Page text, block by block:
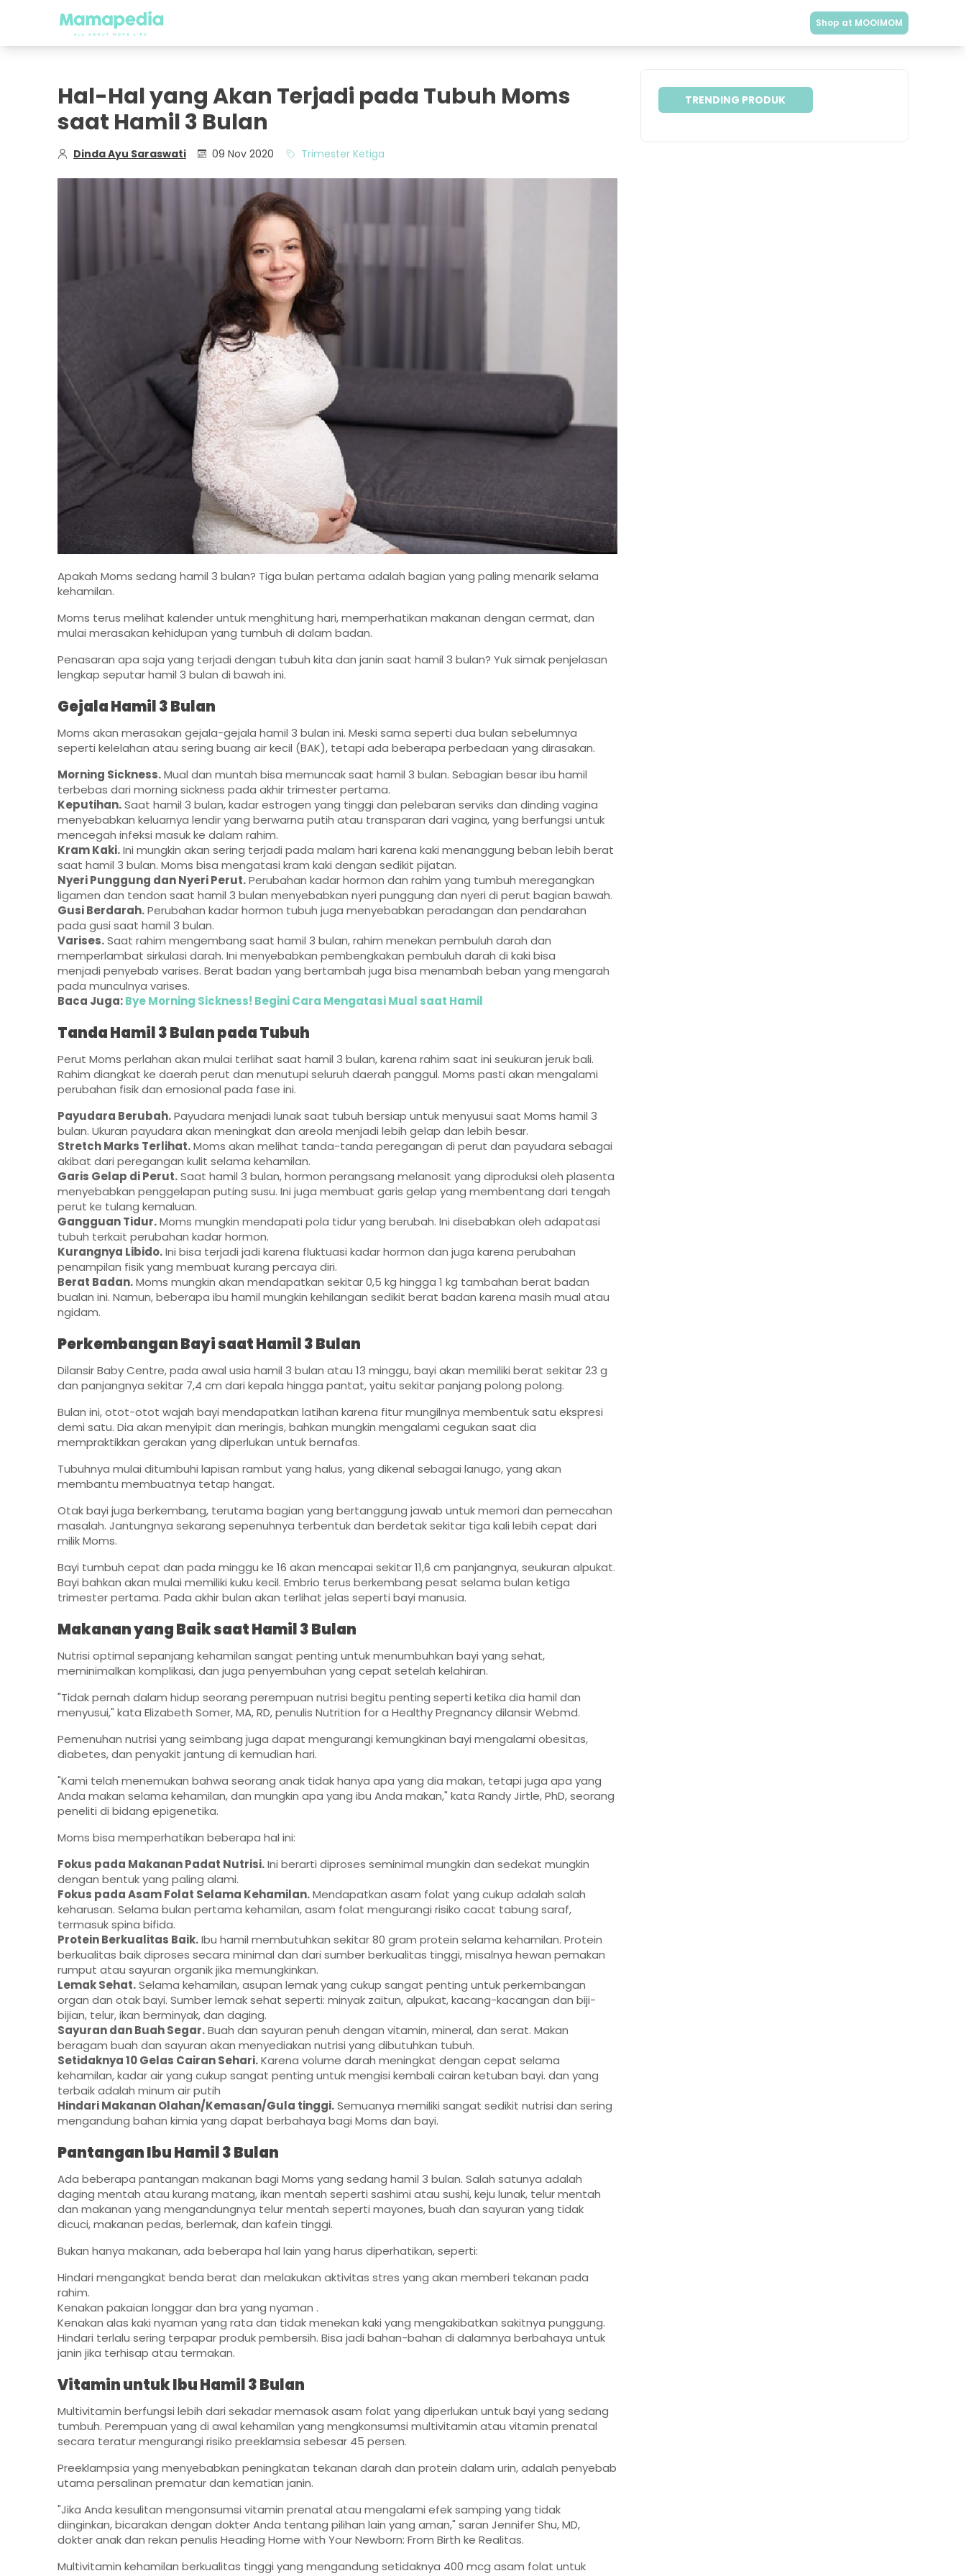
Shop at MOOIMOM
Hal-Hal yang Akan Terjadi pada Tubuh Moms
saat Hamil 3 Bulan
Dinda Ayu Saraswati 09 Nov 2020 Trimester Ketiga
Apakah Moms sedang hamil 3 bulan? Tiga bulan pertama adalah bagian yang paling menarik selama
kehamilan.
Moms terus melihat kalender untuk menghitung hari, memperhatikan makanan dengan cermat, dan
mulai merasakan kehidupan yang tumbuh di dalam badan.
Penasaran apa saja yang terjadi dengan tubuh kita dan janin saat hamil 3 bulan? Yuk simak penjelasan
lengkap seputar hamil 3 bulan di bawah ini.
Gejala Hamil 3 Bulan
Moms akan merasakan gejala-gejala hamil 3 bulan ini. Meski sama seperti dua bulan sebelumnya
seperti kelelahan atau sering buang air kecil (BAK), tetapi ada beberapa perbedaan yang dirasakan.
Morning Sickness.Mual dan muntah bisa memuncak saat hamil 3 bulan. Sebagian besar ibu hamil
terbebas dari morning sickness pada akhir trimester pertama.
Keputihan.Saat hamil 3 bulan, kadar estrogen yang tinggi dan pelebaran serviks dan dinding vagina
menyebabkan keluarnya lendir yang berwarna putih atau transparan dari vagina, yang berfungsi untuk
mencegah infeksi masuk ke dalam rahim.
Kram Kaki.Ini mungkin akan sering terjadi pada malam hari karena kaki menanggung beban lebih berat
saat hamil 3 bulan. Moms bisa mengatasi kram kaki dengan sedikit pijatan.
Nyeri Punggung dan Nyeri Perut.Perubahan kadar hormon dan rahim yang tumbuh meregangkan
ligamen dan tendon saat hamil 3 bulan menyebabkan nyeri punggung dan nyeri di perut bagian bawah.
Gusi Berdarah.Perubahan kadar hormon tubuh juga menyebabkan peradangan dan pendarahan
pada gusi saat hamil 3 bulan.
Varises.Saat rahim mengembang saat hamil 3 bulan, rahim menekan pembuluh darah dan
memperlambat sirkulasi darah. Ini menyebabkan pembengkakan pembuluh darah di kaki bisa
menjadi penyebab varises. Berat badan yang bertambah juga bisa menambah beban yang mengarah
pada munculnya varises.
Baca Juga:Bye Morning Sickness! Begini Cara Mengatasi Mual saat Hamil
Tanda Hamil 3 Bulan pada Tubuh
Perut Moms perlahan akan mulai terlihat saat hamil 3 bulan, karena rahim saat ini seukuran jeruk bali.
Rahim diangkat ke daerah perut dan menutupi seluruh daerah panggul. Moms pasti akan mengalami
perubahan fisik dan emosional pada fase ini.
Payudara Berubah.Payudara menjadi lunak saat tubuh bersiap untuk menyusui saat Moms hamil 3
bulan. Ukuran payudara akan meningkat dan areola menjadi lebih gelap dan lebih besar.
Stretch Marks Terlihat.Moms akan melihat tanda-tanda peregangan di perut dan payudara sebagai
akibat dari peregangan kulit selama kehamilan.
Garis Gelap di Perut.Saat hamil 3 bulan, hormon perangsang melanosit yang diproduksi oleh plasenta
menyebabkan penggelapan puting susu. Ini juga membuat garis gelap yang membentang dari tengah
perut ke tulang kemaluan.
Gangguan Tidur.Moms mungkin mendapati pola tidur yang berubah. Ini disebabkan oleh adapatasi
tubuh terkait perubahan kadar hormon.
Kurangnya Libido.Ini bisa terjadi jadi karena fluktuasi kadar hormon dan juga karena perubahan
penampilan fisik yang membuat kurang percaya diri.
Berat Badan.Moms mungkin akan mendapatkan sekitar 0,5 kg hingga 1 kg tambahan berat badan
bualan ini. Namun, beberapa ibu hamil mungkin kehilangan sedikit berat badan karena masih mual atau
ngidam.
Perkembangan Bayi saat Hamil 3 Bulan
Dilansir Baby Centre, pada awal usia hamil 3 bulan atau 13 minggu, bayi akan memiliki berat sekitar 23 g
dan panjangnya sekitar 7,4 cm dari kepala hingga pantat, yaitu sekitar panjang polong polong.
Bulan ini, otot-otot wajah bayi mendapatkan latihan karena fitur mungilnya membentuk satu ekspresi
demi satu. Dia akan menyipit dan meringis, bahkan mungkin mengalami cegukan saat dia
mempraktikkan gerakan yang diperlukan untuk bernafas.
Tubuhnya mulai ditumbuhi lapisan rambut yang halus, yang dikenal sebagai lanugo, yang akan
membantu membuatnya tetap hangat.
Otak bayi juga berkembang, terutama bagian yang bertanggung jawab untuk memori dan pemecahan
masalah. Jantungnya sekarang sepenuhnya terbentuk dan berdetak sekitar tiga kali lebih cepat dari
milik Moms.
Bayi tumbuh cepat dan pada minggu ke 16 akan mencapai sekitar 11,6 cm panjangnya, seukuran alpukat.
Bayi bahkan akan mulai memiliki kuku kecil. Embrio terus berkembang pesat selama bulan ketiga
trimester pertama. Pada akhir bulan akan terlihat jelas seperti bayi manusia.
Makanan yang Baik saat Hamil 3 Bulan
Nutrisi optimal sepanjang kehamilan sangat penting untuk menumbuhkan bayi yang sehat,
meminimalkan komplikasi, dan juga penyembuhan yang cepat setelah kelahiran.
"Tidak pernah dalam hidup seorang perempuan nutrisi begitu penting seperti ketika dia hamil dan
menyusui," kata Elizabeth Somer, MA, RD, penulis Nutrition for a Healthy Pregnancy dilansir Webmd.
Pemenuhan nutrisi yang seimbang juga dapat mengurangi kemungkinan bayi mengalami obesitas,
diabetes, dan penyakit jantung di kemudian hari.
"Kami telah menemukan bahwa seorang anak tidak hanya apa yang dia makan, tetapi juga apa yang
Anda makan selama kehamilan, dan mungkin apa yang ibu Anda makan," kata Randy Jirtle, PhD, seorang
peneliti di bidang epigenetika.
Moms bisa memperhatikan beberapa hal ini:
Fokus pada Makanan Padat Nutrisi.Ini berarti diproses seminimal mungkin dan sedekat mungkin
dengan bentuk yang paling alami.
Fokus pada Asam Folat Selama Kehamilan.Mendapatkan asam folat yang cukup adalah salah
keharusan. Selama bulan pertama kehamilan, asam folat mengurangi risiko cacat tabung saraf,
termasuk spina bifida.
Protein Berkualitas Baik.Ibu hamil membutuhkan sekitar 80 gram protein selama kehamilan. Protein
berkualitas baik diproses secara minimal dan dari sumber berkualitas tinggi, misalnya hewan pemakan
rumput atau sayuran organik jika memungkinkan.
Lemak Sehat.Selama kehamilan, asupan lemak yang cukup sangat penting untuk perkembangan
organ dan otak bayi. Sumber lemak sehat seperti: minyak zaitun, alpukat, kacang-kacangan dan biji-
bijian, telur, ikan berminyak, dan daging.
Sayuran dan Buah Segar.Buah dan sayuran penuh dengan vitamin, mineral, dan serat. Makan
beragam buah dan sayuran akan menyediakan nutrisi yang dibutuhkan tubuh.
Setidaknya 10 Gelas Cairan Sehari.Karena volume darah meningkat dengan cepat selama
kehamilan, kadar air yang cukup sangat penting untuk mengisi kembali cairan ketuban bayi. dan yang
terbaik adalah minum air putih
Hindari Makanan Olahan/Kemasan/Gula tinggi.Semuanya memiliki sangat sedikit nutrisi dan sering
mengandung bahan kimia yang dapat berbahaya bagi Moms dan bayi.
Pantangan Ibu Hamil 3 Bulan
Ada beberapa pantangan makanan bagi Moms yang sedang hamil 3 bulan. Salah satunya adalah
daging mentah atau kurang matang, ikan mentah seperti sashimi atau sushi, keju lunak, telur mentah
dan makanan yang mengandungnya telur mentah seperti mayones, buah dan sayuran yang tidak
dicuci, makanan pedas, berlemak, dan kafein tinggi.
Bukan hanya makanan, ada beberapa hal lain yang harus diperhatikan, seperti:
Hindari mengangkat benda berat dan melakukan aktivitas stres yang akan memberi tekanan pada
rahim.
Kenakan pakaian longgar dan bra yang nyaman .
Kenakan alas kaki nyaman yang rata dan tidak menekan kaki yang mengakibatkan sakitnya punggung.
Hindari terlalu sering terpapar produk pembersih. Bisa jadi bahan-bahan di dalamnya berbahaya untuk
janin jika terhisap atau termakan.
Vitamin untuk Ibu Hamil 3 Bulan
Multivitamin berfungsi lebih dari sekadar memasok asam folat yang diperlukan untuk bayi yang sedang
tumbuh. Perempuan yang di awal kehamilan yang mengkonsumsi multivitamin atau vitamin prenatal
secara teratur mengurangi risiko preeklamsia sebesar 45 persen.
Preeklampsia yang menyebabkan peningkatan tekanan darah dan protein dalam urin, adalah penyebab
utama persalinan prematur dan kematian janin.
"Jika Anda kesulitan mengonsumsi vitamin prenatal atau mengalami efek samping yang tidak
diinginkan, bicarakan dengan dokter Anda tentang pilihan lain yang aman," saran Jennifer Shu, MD,
dokter anak dan rekan penulis Heading Home with Your Newborn: From Birth ke Realitas.
Multivitamin kehamilan berkualitas tinggi yang mengandung setidaknya 400 mcg asam folat untuk
TRENDING PRODUK